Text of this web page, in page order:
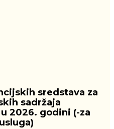
sredstava za
sadržaja
2026. godini (-za